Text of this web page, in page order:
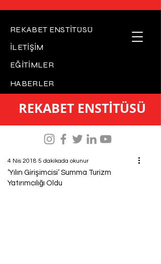
REKABET ENSTİTÜSÜ
İLETİŞİM
EĞİTİMLER
HABERLER
REKABET ENSTİTÜSÜ
‘Yılın Girişimcisi’ Summa Turizm
Yatırımcılığı Oldu
4 Nis 2018 5 dakikada okunur